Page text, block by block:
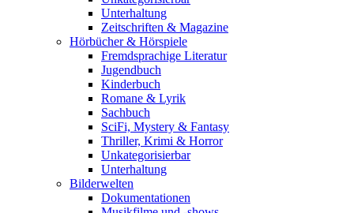
Unterhaltung
Zeitschriften & Magazine
Hörbücher & Hörspiele
Fremdsprachige Literatur
Jugendbuch
Kinderbuch
Romane & Lyrik
Sachbuch
SciFi, Mystery & Fantasy
Thriller, Krimi & Horror
Unkategorisierbar
Unterhaltung
Bilderwelten
Dokumentationen